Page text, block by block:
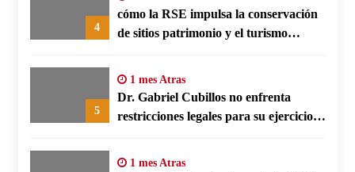
4
cómo la RSE impulsa la conservación
de sitios patrimonio y el turismo
5
1 mes Atras
Dr. Gabriel Cubillos no enfrenta
restricciones legales para su ejercicio,
1 mes Atras